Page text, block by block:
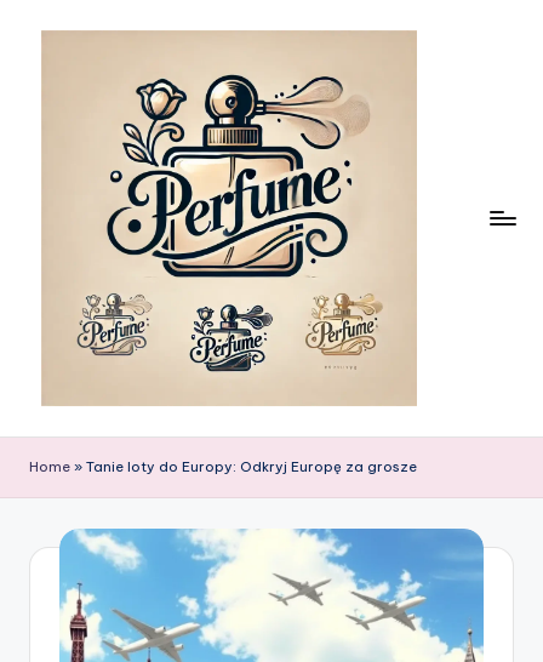
Home » Tanie loty do Europy: Odkryj Europę za grosze